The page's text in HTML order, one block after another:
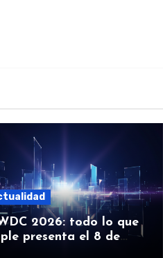
2026: todo lo que
presenta el 8 de